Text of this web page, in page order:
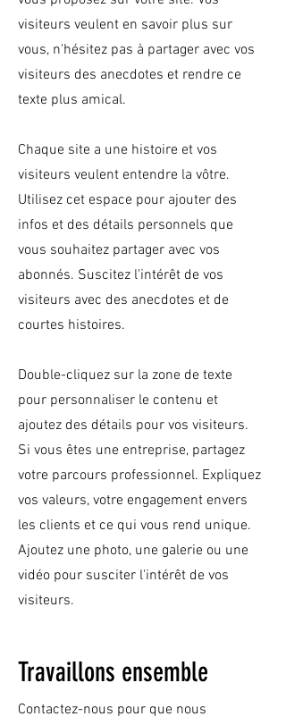
visiteurs veulent en savoir plus sur
vous, n'hésitez pas à partager avec vos
visiteurs des anecdotes et rendre ce
texte plus amical.
Chaque site a une histoire et vos
visiteurs veulent entendre la vôtre.
Utilisez cet espace pour ajouter des
infos et des détails personnels que
vous souhaitez partager avec vos
abonnés. Suscitez l'intérêt de vos
visiteurs avec des anecdotes et de
courtes histoires. ​
Double-cliquez sur la zone de texte
pour personnaliser le contenu et
ajoutez des détails pour vos visiteurs.
Si vous êtes une entreprise, partagez
votre parcours professionnel. Expliquez
vos valeurs, votre engagement envers
les clients et ce qui vous rend unique.
Ajoutez une photo, une galerie ou une
vidéo pour susciter l'intérêt de vos
visiteurs.
Travaillons ensemble
Contactez-nous pour que nous